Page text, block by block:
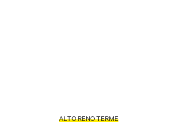
ALTO RENO TERME